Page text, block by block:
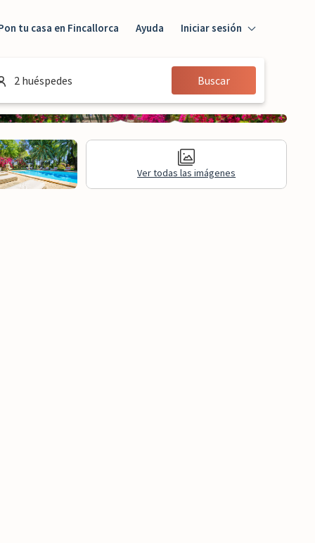
tu casa en Fincallorca Ayuda Iniciar sesión
Iniciar sesión
Huésped
2 huéspedes Buscar
Ver todas las imágenes